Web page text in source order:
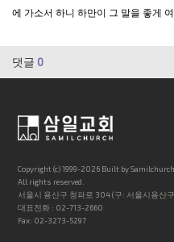
에 가소서 하니 하만이 그 말을 좋게
댓글 0
Copyright (c) 1999-2026 Built by
All rights reserved.
서울시 용산구 청파로 304 (구: 서울시용산
대표전화 : 02-713-2660
Fax: 02-3273-5297